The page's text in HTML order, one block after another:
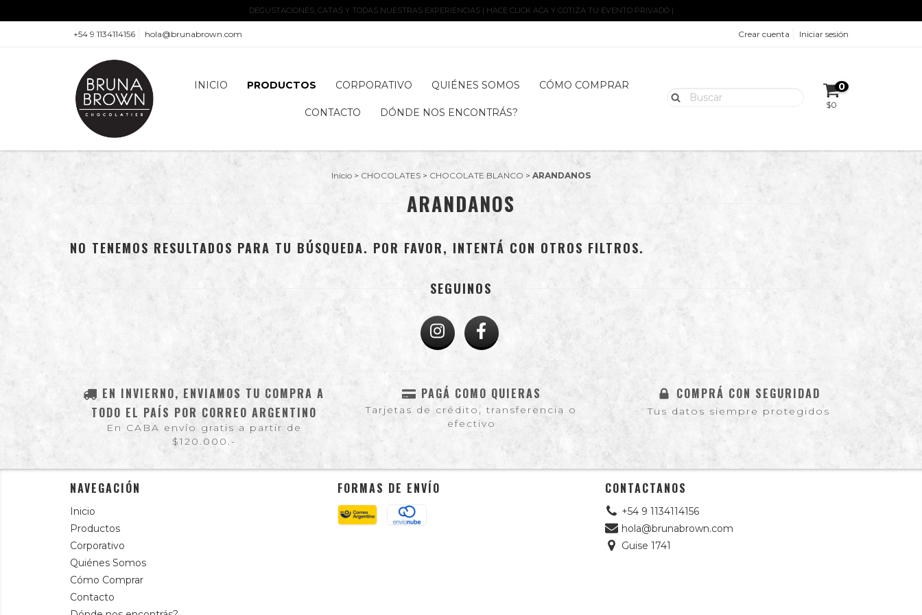
DEGUSTACIONES, CATAS Y TODAS NUESTRAS EXPERIENCIAS | HACE CLICK ACA Y COTIZA TU EVENTO PRIVADO |
+54 9 1134114156 hola@brunabrown.com Crear cuenta Iniciar sesión
INICIO PRODUCTOS CORPORATIVO QUIÉNES SOMOS CÓMO COMPRAR
CONTACTO DÓNDE NOS ENCONTRÁS?
0
$0
Inicio > CHOCOLATES > CHOCOLATE BLANCO > ARANDANOS
ARANDANOS
NO TENEMOS RESULTADOS PARA TU BÚSQUEDA. POR FAVOR, INTENTÁ CON OTROS FILTROS.
SEGUINOS
EN INVIERNO, ENVIAMOS TU COMPRA A
TODO EL PAÍS POR CORREO ARGENTINO
En CABA envío gratis a partir de
$120.000.-
PAGÁ COMO QUIERAS
Tarjetas de crédito, transferencia o
efectivo
COMPRÁ CON SEGURIDAD
Tus datos siempre protegidos
NAVEGACIÓN
Inicio
Productos
Corporativo
Quiénes Somos
Cómo Comprar
Contacto
FORMAS DE ENVÍO CONTACTANOS
+54 9 1134114156
hola@brunabrown.com
Guise 1741